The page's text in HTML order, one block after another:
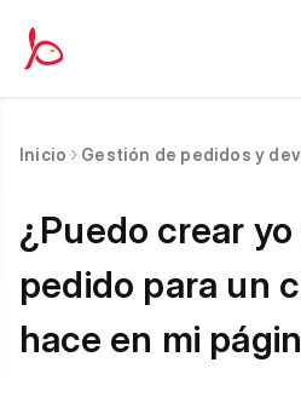
Inicio Gestión de pedidos y
¿Puedo crear
pedido para un
hace en mi